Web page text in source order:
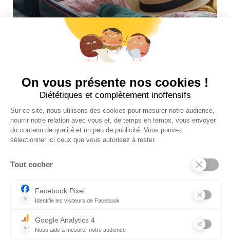
Suivez-nous sur insta !
INFOS UTILES
NOS BOUTIQUES
POLITIQUE DE COOKIES (UE)